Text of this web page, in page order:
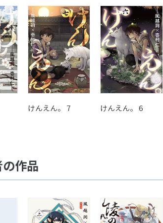
けんえん。 7 けんえん。 6
作品